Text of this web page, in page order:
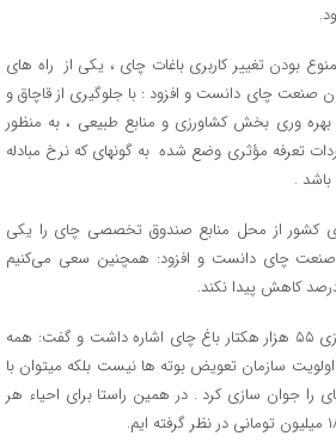
بودن تغییر کاربری باغات چای ، یکی از راه های
صنعت چای دانست و افزود : با جلوگیری از قاچاق و
براساس ماده ۱۶ قانون افزایش بهره وری بخش کشاورزی و منابع طبیعی ، به ‎منظور
حمایت از تولید داخلی، برای واردات تعرفه مؤثری وضع شده به گونه‎ای که نرخ مبادله
باشد .
کشور از محل منابع صندوق تخصصی چای را یکی
صنعت چای دانست و افزود: همچنین سعی می‌کنیم
حبیب جهانساز در ادامه به بهسازی ۵۵ هزار هکتار باغ چای اشاره داشت و گفت: همه
اولویت سازمان تعویض بوته ها نیست بلکه میتوان با
جوان سازی کرد . در همین راستا برای احیاء هر